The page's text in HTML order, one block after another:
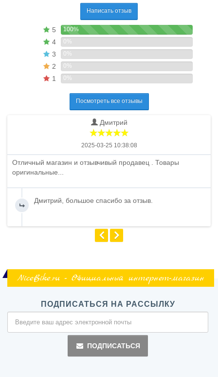
Написать отзыв
5 100%
4 0%
3 0%
2 0%
1 0%
Посмотреть все отзывы
Дмитрий
2025-03-25 10:38:08
Отличный магазин и отзывчивый продавец . Товары
оригинальные...
Дмитрий, большое спасибо за отзыв.
NiceBike.ru - Официальный интернет-магазин
ПОДПИСАТЬСЯ НА РАССЫЛКУ
ПОДПИСАТЬСЯ